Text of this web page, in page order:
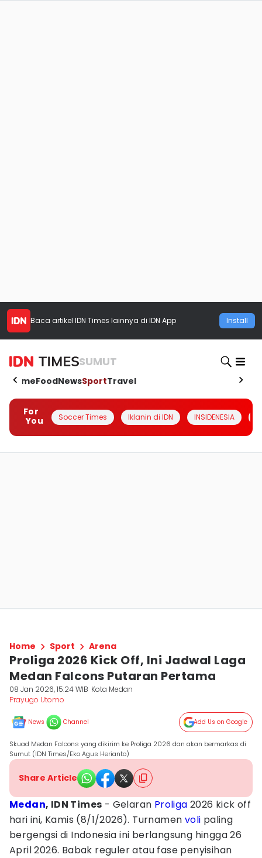
Baca artikel IDN Times lainnya di IDN App Install
SUMUT
HomeFoodNewsSportTravel
For
You
Soccer Times Iklanin di IDN INSIDENESIA
Home Sport Arena
Proliga 2026 Kick Off, Ini Jadwal Laga
Medan Falcons Putaran Pertama
08 Jan 2026, 15:24 WIB Kota Medan
Prayugo Utomo
News Channel Add Us on Google
Skuad Medan Falcons yang dikirim ke Proliga 2026 dan akan bermarkas di
Sumut (IDN Times/Eko Agus Herianto)
Share Article
Medan, IDN Times - Gelaran Proliga 2026 kick off
hari ini, Kamis (8/1/2026). Turnamen voli paling
bergengsi di Indonesia ini berlangsung hingga 26
April 2026. Babak reguler atau fase penyisihan